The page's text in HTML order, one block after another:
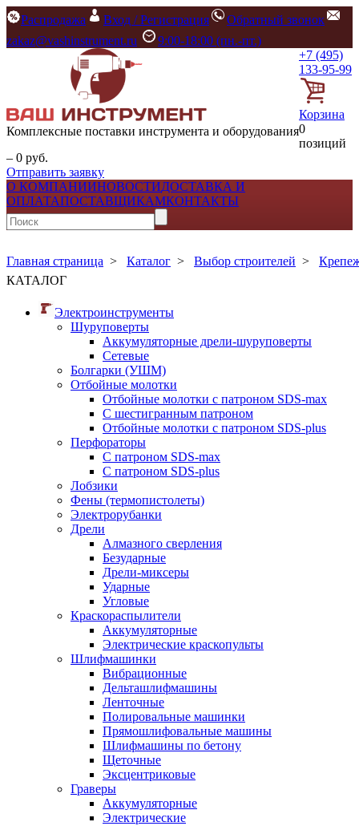
Распродажа Вход / Регистрация
Обратный звонок
zakaz@vashinstrument.ru
9:00-18:00 (пн.-пт.)
Комплексные поставки инструмента и оборудования
+7 (495)
133-95-99
Корзина
0
позиций
– 0 руб.
Отправить заявку
О КОМПАНИИНОВОСТИДОСТАВКА И
ОПЛАТАПОСТАВЩИКАМКОНТАКТЫ
Главная страница > Каталог > Выбор строителей >
КАТАЛОГ
Электроинструменты
Шуруповерты
Аккумуляторные дрели-шуруповерты
Сетевые
Болгарки (УШМ)
Отбойные молотки
Отбойные молотки с патроном SDS-max
С шестигранным патроном
Отбойные молотки с патроном SDS-plus
Перфораторы
С патроном SDS-max
С патроном SDS-plus
Лобзики
Фены (термопистолеты)
Электрорубанки
Дрели
Алмазного сверления
Безударные
Дрели-миксеры
Ударные
Угловые
Краскораспылители
Аккумуляторные
Электрические краскопульты
Шлифмашинки
Вибрационные
Дельташлифмашины
Ленточные
Полировальные машинки
Прямошлифовальные машины
Шлифмашины по бетону
Щеточные
Эксцентриковые
Граверы
Аккумуляторные
Электрические